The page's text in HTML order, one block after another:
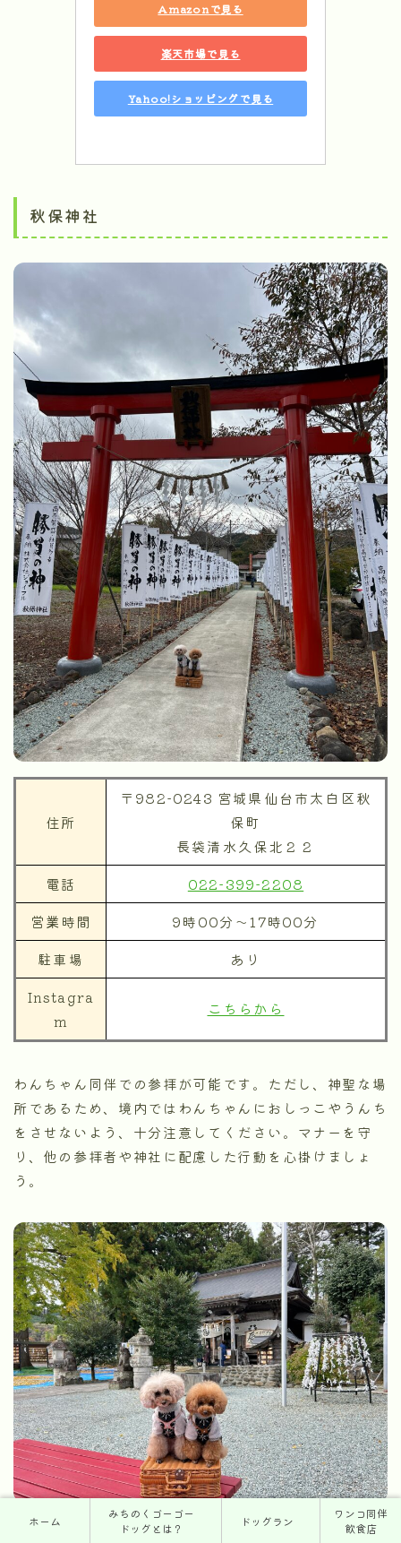
Amazonで見る
楽天市場で見る
Yahoo!ショッピングで見る
秋保神社
住所
〒982-0243 宮城県仙台市太白区秋
保町
長袋清水久保北２２
電話
022-399-2208
営業時間
9時00分～17時00分
駐車場
あり
Instagra
m
こちらから
わんちゃん同伴での参拝が可能です。ただし、神聖な場
所であるため、境内ではわんちゃんにおしっこやうんち
をさせないよう、十分注意してください。マナーを守
り、他の参拝者や神社に配慮した行動を心掛けましょ
う。
ホーム
みちのくゴーゴー
ドッグとは？
ドッグラン
ワンコ同伴
飲食店